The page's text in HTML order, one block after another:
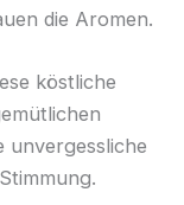
die Aromen.
köstliche
unvergessliche